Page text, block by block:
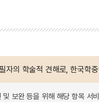
자의 학술적 견해로, 한국학
보완 등을 위해 해당 항목 서